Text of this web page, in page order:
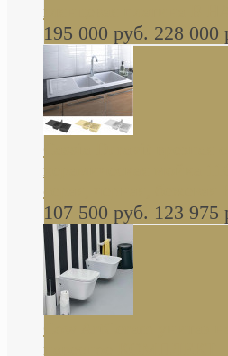
глянцевая платина В
195 000 руб. 228 000
керамическая мойка
серая, черная,
107 500 руб. 123 975
навесное КОМПЛЕКТ